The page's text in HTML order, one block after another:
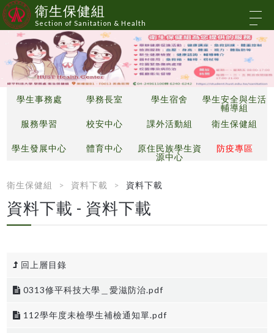
衛生保健組
Section of Sanitation & Health
學生事務處 學務長室 學生宿舍
學生安全與生活
輔導組
服務學習
校安中心 課外活動組 衛生保健組
學生發展中心 體育中心
原住民族學生資
源中心
防疫專區
衛生保健組 資料下載 資料下載
資料下載 - 資料下載
回上層目錄
0313修平科技大學＿愛滋防治.pdf
112學年度未檢學生補檢通知單.pdf